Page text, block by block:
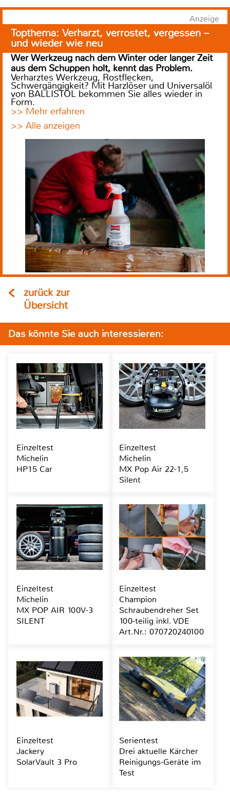
Anzeige
Topthema: Verharzt, verrostet, vergessen –
und wieder wie neu
Wer Werkzeug nach dem Winter oder langer Zeit
aus dem Schuppen holt, kennt das Problem.
Verharztes Werkzeug, Rostflecken,
Schwergängigkeit? Mit Harzlöser und Universalöl
von BALLISTOL bekommen Sie alles wieder in
Form.
>> Mehr erfahren
>> Alle anzeigen
zurück zur
Übersicht
Das könnte Sie auch interessieren:
Einzeltest
Michelin
HP15 Car
Einzeltest
Michelin
MX Pop Air 22-1,5
Silent
Einzeltest
Michelin
MX POP AIR 100V-3
SILENT
Einzeltest
Champion
Schraubendreher Set
100-teilig inkl. VDE
Art.Nr.: 070720240100
Einzeltest
Jackery
SolarVault 3 Pro
Serientest
Drei aktuelle Kärcher
Reinigungs-Geräte im
Test